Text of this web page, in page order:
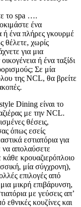
το spa ….
ένα
ένα πλήρες γκουρμέ
χωρίς
για μια
ή ένα ταξίδι
Σε μία
της NCL, θα βρείτε
Dining είναι το
με την NCL.
θέσεις,
όπως εσείς
εστιατόρια για
να απολαύσετε
κρουαζιερόπλοιο
μία σύγχρονη),
επιλογές από
μικρή επιβάρυνση,
με γεύσεις απ’
κουζίνες και